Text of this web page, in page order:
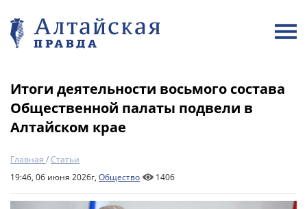
Итоги деятельности восьмого состава
Общественной палаты подвели в
Алтайском крае
Главная /Статьи
19:46, 06 июня 2026г, Общество 1406